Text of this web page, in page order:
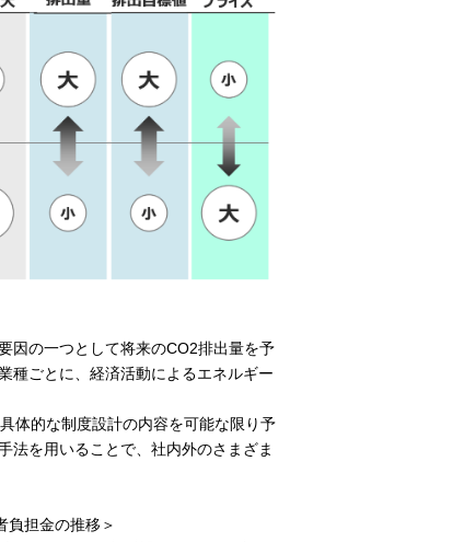
因の一つとして将来のCO2排出量を予
種ごとに、経済活動によるエネルギー
体的な制度設計の内容を可能な限り予
法を用いることで、社内外のさまざま
担金の推移＞